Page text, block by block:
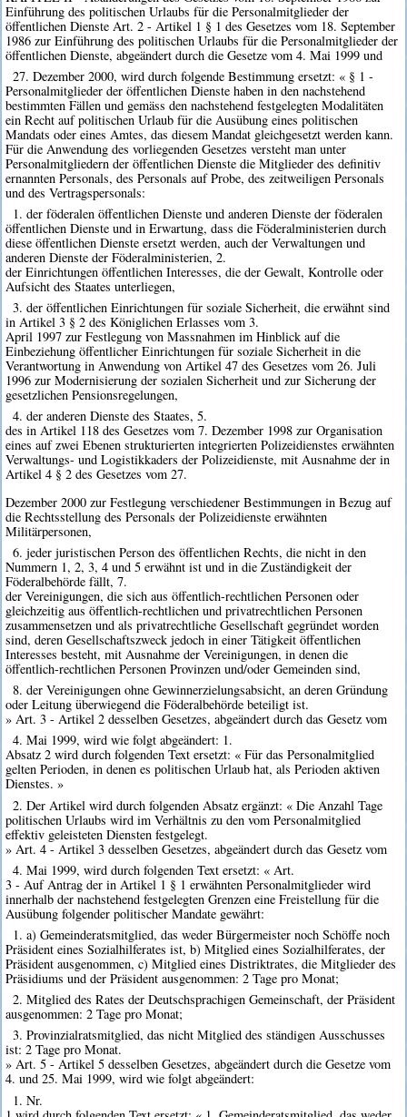
Einführung des politischen Urlaubs für die Personalmitglieder der
öffentlichen Dienste Art. 2 - Artikel 1 § 1 des Gesetzes vom 18. September
1986 zur Einführung des politischen Urlaubs für die Personalmitglieder der
öffentlichen Dienste, abgeändert durch die Gesetze vom 4. Mai 1999 und
27. Dezember 2000, wird durch folgende Bestimmung ersetzt: « § 1 -
Personalmitglieder der öffentlichen Dienste haben in den nachstehend
bestimmten Fällen und gemäss den nachstehend festgelegten Modalitäten
ein Recht auf politischen Urlaub für die Ausübung eines politischen
Mandats oder eines Amtes, das diesem Mandat gleichgesetzt werden kann.
Für die Anwendung des vorliegenden Gesetzes versteht man unter
Personalmitgliedern der öffentlichen Dienste die Mitglieder des definitiv
ernannten Personals, des Personals auf Probe, des zeitweiligen Personals
und des Vertragspersonals:
1. der föderalen öffentlichen Dienste und anderen Dienste der föderalen
öffentlichen Dienste und in Erwartung, dass die Föderalministerien durch
diese öffentlichen Dienste ersetzt werden, auch der Verwaltungen und
anderen Dienste der Föderalministerien, 2.
der Einrichtungen öffentlichen Interesses, die der Gewalt, Kontrolle oder
Aufsicht des Staates unterliegen,
3. der öffentlichen Einrichtungen für soziale Sicherheit, die erwähnt sind
in Artikel 3 § 2 des Königlichen Erlasses vom 3.
April 1997 zur Festlegung von Massnahmen im Hinblick auf die
Einbeziehung öffentlicher Einrichtungen für soziale Sicherheit in die
Verantwortung in Anwendung von Artikel 47 des Gesetzes vom 26. Juli
1996 zur Modernisierung der sozialen Sicherheit und zur Sicherung der
gesetzlichen Pensionsregelungen,
4. der anderen Dienste des Staates, 5.
des in Artikel 118 des Gesetzes vom 7. Dezember 1998 zur Organisation
eines auf zwei Ebenen strukturierten integrierten Polizeidienstes erwähnten
Verwaltungs- und Logistikkaders der Polizeidienste, mit Ausnahme der in
Artikel 4 § 2 des Gesetzes vom 27.
Dezember 2000 zur Festlegung verschiedener Bestimmungen in Bezug auf
die Rechtsstellung des Personals der Polizeidienste erwähnten
Militärpersonen,
6. jeder juristischen Person des öffentlichen Rechts, die nicht in den
Nummern 1, 2, 3, 4 und 5 erwähnt ist und in die Zuständigkeit der
Föderalbehörde fällt, 7.
der Vereinigungen, die sich aus öffentlich-rechtlichen Personen oder
gleichzeitig aus öffentlich-rechtlichen und privatrechtlichen Personen
zusammensetzen und als privatrechtliche Gesellschaft gegründet worden
sind, deren Gesellschaftszweck jedoch in einer Tätigkeit öffentlichen
Interesses besteht, mit Ausnahme der Vereinigungen, in denen die
öffentlich-rechtlichen Personen Provinzen und/oder Gemeinden sind,
8. der Vereinigungen ohne Gewinnerzielungsabsicht, an deren Gründung
oder Leitung überwiegend die Föderalbehörde beteiligt ist.
» Art. 3 - Artikel 2 desselben Gesetzes, abgeändert durch das Gesetz vom
4. Mai 1999, wird wie folgt abgeändert: 1.
Absatz 2 wird durch folgenden Text ersetzt: « Für das Personalmitglied
gelten Perioden, in denen es politischen Urlaub hat, als Perioden aktiven
Dienstes. »
2. Der Artikel wird durch folgenden Absatz ergänzt: « Die Anzahl Tage
politischen Urlaubs wird im Verhältnis zu den vom Personalmitglied
effektiv geleisteten Diensten festgelegt.
» Art. 4 - Artikel 3 desselben Gesetzes, abgeändert durch das Gesetz vom
4. Mai 1999, wird durch folgenden Text ersetzt: « Art.
3 - Auf Antrag der in Artikel 1 § 1 erwähnten Personalmitglieder wird
innerhalb der nachstehend festgelegten Grenzen eine Freistellung für die
Ausübung folgender politischer Mandate gewährt:
1. a) Gemeinderatsmitglied, das weder Bürgermeister noch Schöffe noch
Präsident eines Sozialhilferates ist, b) Mitglied eines Sozialhilferates, der
Präsident ausgenommen, c) Mitglied eines Distriktrates, die Mitglieder des
Präsidiums und der Präsident ausgenommen: 2 Tage pro Monat;
2. Mitglied des Rates der Deutschsprachigen Gemeinschaft, der Präsident
ausgenommen: 2 Tage pro Monat;
3. Provinzialratsmitglied, das nicht Mitglied des ständigen Ausschusses
ist: 2 Tage pro Monat.
» Art. 5 - Artikel 5 desselben Gesetzes, abgeändert durch die Gesetze vom
4. und 25. Mai 1999, wird wie folgt abgeändert:
1. Nr.